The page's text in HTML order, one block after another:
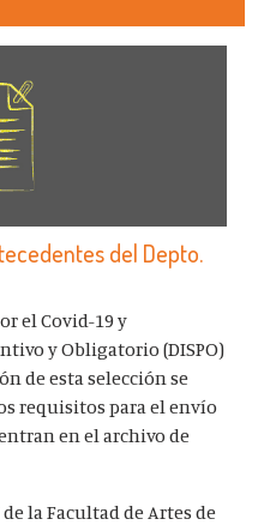
del Depto.
el Covid-19 y
y Obligatorio (DISPO)
de esta selección se
requisitos para el envío
en el archivo de
la Facultad de Artes de